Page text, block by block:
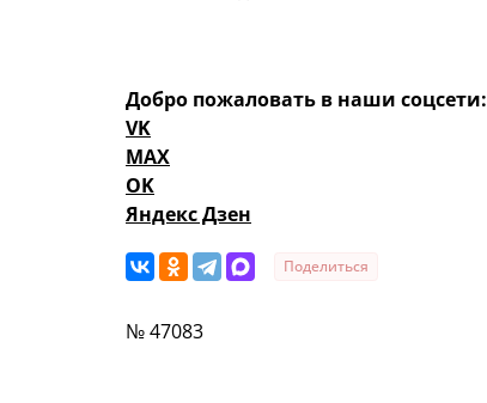
Добро пожаловать в наши соцсети:
VK
MAX
OK
Яндекс Дзен
Поделиться
№ 47083